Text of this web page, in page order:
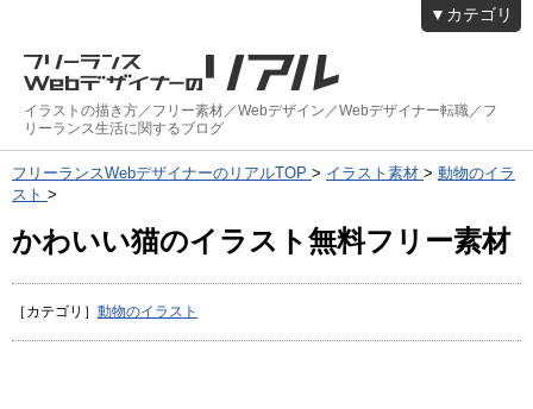
▼カテゴリ
イラストの描き方／フリー素材／Webデザイン／Webデザイナー転職／フ
リーランス生活に関するブログ
フリーランスWebデザイナーのリアルTOP > イラスト素材 > 動物のイラ
スト >
かわいい猫のイラスト無料フリー素材
［カテゴリ］ 動物のイラスト